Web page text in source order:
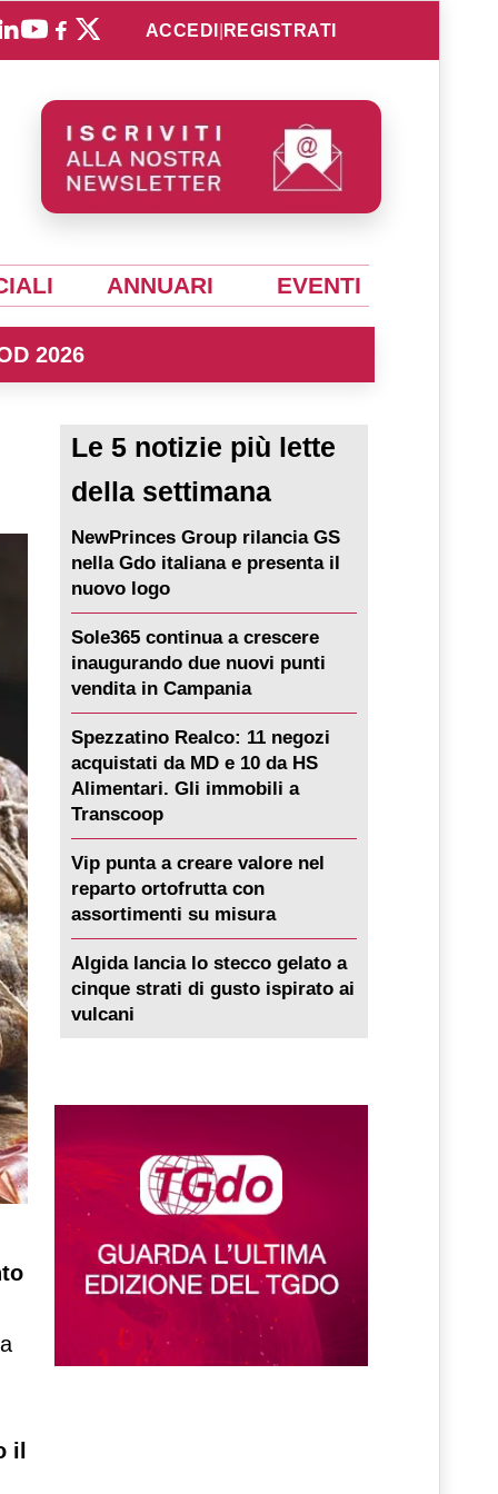
ACCEDI REGISTRATI
ANNUARI EVENTI
2026
il
Le 5 notizie più lette
della settimana
NewPrinces Group rilancia GS
nella Gdo italiana e presenta il
nuovo logo
Sole365 continua a crescere
inaugurando due nuovi punti
vendita in Campania
Spezzatino Realco: 11 negozi
acquistati da MD e 10 da HS
Alimentari. Gli immobili a
Transcoop
Vip punta a creare valore nel
reparto ortofrutta con
assortimenti su misura
Algida lancia lo stecco gelato a
cinque strati di gusto ispirato ai
vulcani